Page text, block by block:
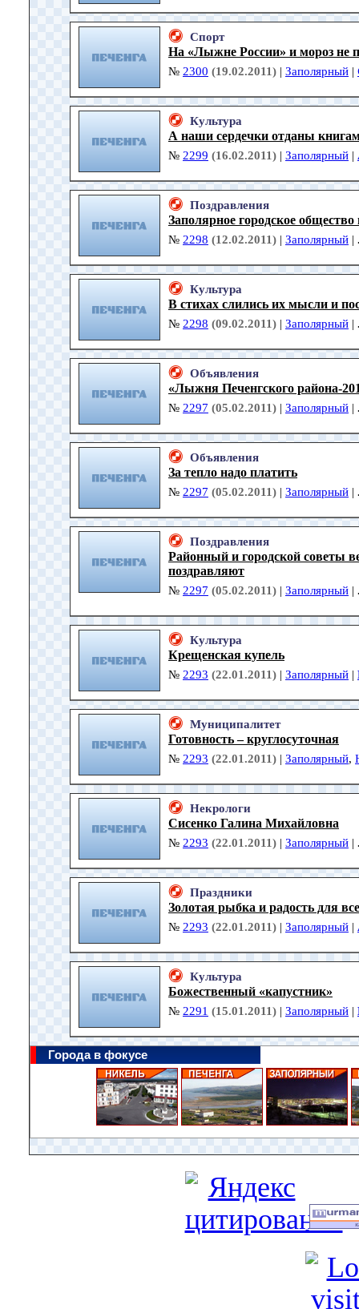
Спорт
На «Лыжне России» и мороз не
№ 2300 (19.02.2011) | Заполярный |
Культура
А наши сердечки отданы
№ 2299 (16.02.2011) | Заполярный |
Поздравления
Заполярное городское
№ 2298 (12.02.2011) | Заполярный |
Культура
В стихах слились их мысли и
№ 2298 (09.02.2011) | Заполярный |
Объявления
«Лыжня Печенгского района-
№ 2297 (05.02.2011) | Заполярный |
Объявления
За тепло надо платить
№ 2297 (05.02.2011) | Заполярный |
Поздравления
Районный и городской советы
поздравляют
№ 2297 (05.02.2011) | Заполярный |
Культура
Крещенская купель
№ 2293 (22.01.2011) | Заполярный |
Муниципалитет
Готовность – круглосуточная
№ 2293 (22.01.2011) | Заполярный,
Некрологи
Сисенко Галина Михайловна
№ 2293 (22.01.2011) | Заполярный |
Праздники
Золотая рыбка и радость для
№ 2293 (22.01.2011) | Заполярный |
Культура
Божественный «капустник»
№ 2291 (15.01.2011) | Заполярный |
Города в фокусе